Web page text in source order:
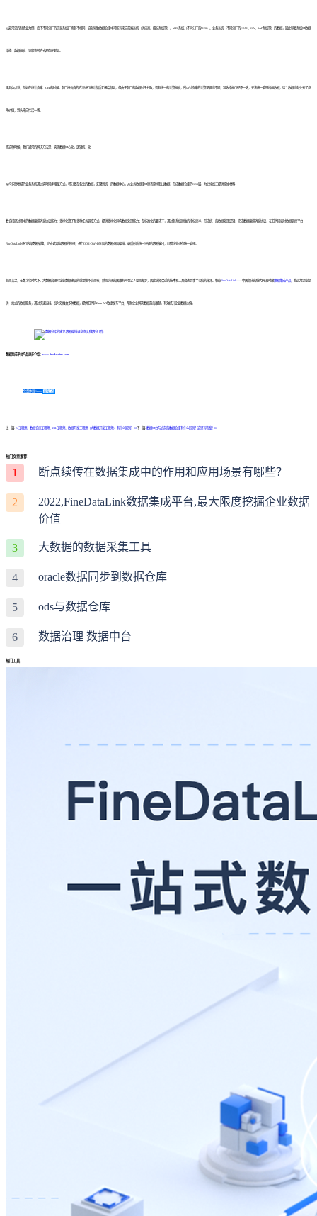
以最常见的制造业为例，底下不同分厂的信息系统厂商各不相同，这就导致数据仓库中可能有来自前端系统（供应商、招标系统等）、MES系统（不同分厂的MES）、业务系统（不同分厂的CRM、OA、SAP系统等）的数据，因此导致系统中数据
结构、数据标准、流程流转方式都存在差异。
再具体点说，例如在统计良率、OEE的时候，各厂按各自的方法进行统计然后汇报给领导，但由于各厂的数据过于分散，没有统一的计算标准，所以对良率的计算逻辑也不同，导致指标口径不一致，无法统一管理指标数据，这个数据也就失去了参
考价值，到头来白忙活一场。
而这种时候，我们通常的解决方法是：实现数据中心化，逻辑统一化
从众多跨地域的业务系统通过实时同步增量方式，将分散在各处的数据，汇聚到统一的数据中心，从业务数据库中原表原样取出数据，形成数据仓库的ODS层，为后续加工提供原始材料
数仓搭建过程中的数据编排消息协议能力：多样化算子和多种任务调度方式，提供多样化异构数据处理能力；在标准化的要求下，通过各系统原始的指标定义，形成统一的数据处理逻辑，完成数据编排消息协议，在低代码实时数据调度平台
FineDataLink进行内部数据转换，完成对异构数据的梳理，进行ODS>DW>DM层的数据逐层编排，最后形成统一逻辑的数据输出，以供企业进行统一管理。
总而言之，在数字化时代下，大数据治理对企业数据建设的重要性不言而喻，然而实现的困难有时也让人望而却步，因此选择合适的技术和工具会达到事半功倍的效果。帆软FineDataLink ——中国领先的低代码/高时效数据集成产品 ，能过为企业提
供一站式的数据服务，通过快速连接、高时效融合多种数据，提供低代码Data API敏捷发布平台，帮助企业解决数据孤岛难题，有效提升企业数据价值。
数据集成平台产品更多介绍： www.finedatalink.com
免费体验Demo 咨询方案
上一篇: BI工程师、数据仓库工程师、ETL工程师、数据开发工程师（大数据开发工程师） 有什么区别？￼ 下一篇: 数据中台与之前的数据仓库有什么区别？这里有答案！￼
热门文章推荐
1 断点续传在数据集成中的作用和应用场景有哪些？
2
2022,FineDataLink数据集成平台,最大限度挖掘企业数据
价值
3 大数据的数据采集工具
4 oracle数据同步到数据仓库
5 ods与数据仓库
6 数据治理 数据中台
热门工具